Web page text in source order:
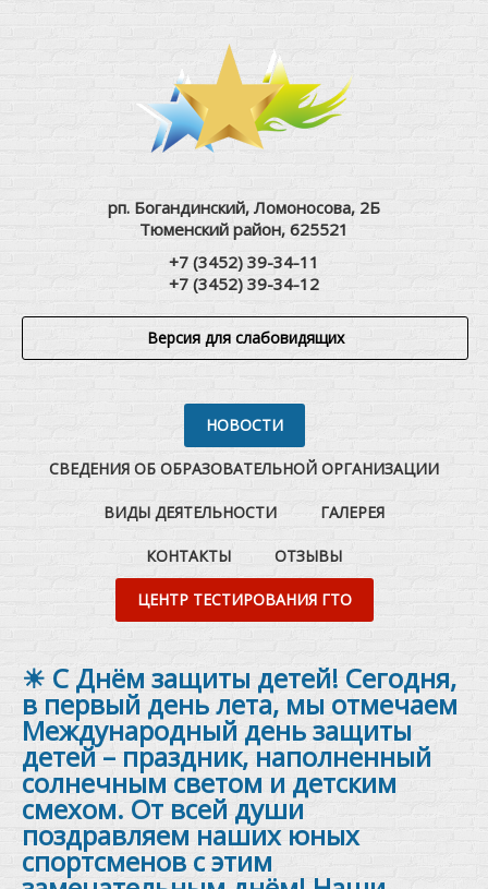
рп. Богандинский, Ломоносова, 2Б
Тюменский район, 625521
+7 (3452) 39-34-11
+7 (3452) 39-34-12
Версия для слабовидящих
НОВОСТИ
СВЕДЕНИЯ ОБ ОБРАЗОВАТЕЛЬНОЙ ОРГАНИЗАЦИИ
ВИДЫ ДЕЯТЕЛЬНОСТИ ГАЛЕРЕЯ
КОНТАКТЫ ОТЗЫВЫ
ЦЕНТР ТЕСТИРОВАНИЯ ГТО
☀ С Днём защиты детей! Сегодня,
в первый день лета, мы отмечаем
Международный день защиты
детей – праздник, наполненный
солнечным светом и детским
смехом. От всей души
поздравляем наших юных
спортсменов с этим